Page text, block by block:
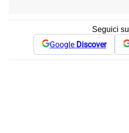
Seguici su
Google Discover